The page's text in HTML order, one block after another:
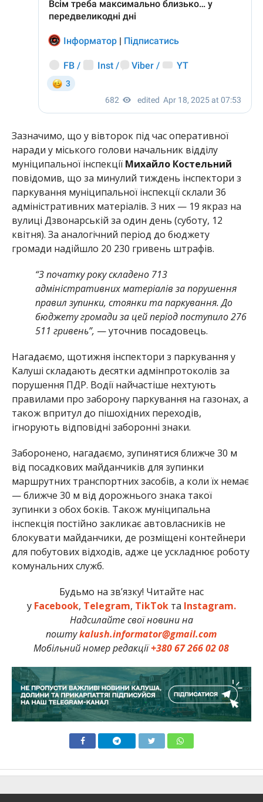
Зазначимо, що у вівторок під час оперативної
наради у міського голови начальник відділу
муніципальної інспекції Михайло Костельний
повідомив, що за минулий тиждень інспектори з
паркування муніципальної інспекції склали 36
адміністративних матеріалів. З них — 19 якраз на
вулиці Дзвонарській за один день (суботу, 12
квітня). За аналогічний період до бюджету
громади надійшло 20 230 гривень штрафів.
“З початку року складено 713
адміністративних матеріалів за порушення
правил зупинки, стоянки та паркування. До
бюджету громади за цей період поступило 276
511 гривень”, — уточнив посадовець.
Нагадаємо, щотижня інспектори з паркування у
Калуші складають десятки адмінпротоколів за
порушення ПДР. Водії найчастіше нехтують
правилами про заборону паркування на газонах, а
також впритул до пішохідних переходів,
ігнорують відповідні заборонні знаки.
Заборонено, нагадаємо, зупинятися ближче 30 м
від посадкових майданчиків для зупинки
маршрутних транспортних засобів, а коли їх немає
— ближче 30 м від дорожнього знака такої
зупинки з обох боків. Також муніципальна
інспекція постійно закликає автовласників не
блокувати майданчики, де розміщені контейнери
для побутових відходів, адже це ускладнює роботу
комунальних служб.
Будьмо на зв’язку! Читайте нас
у Facebook, Telegram, TikTokта Instagram.
Надсилайте свої новини на
поштуkalush.informator@gmail.com
Мобільний номер редакції+380 67 266 02 08